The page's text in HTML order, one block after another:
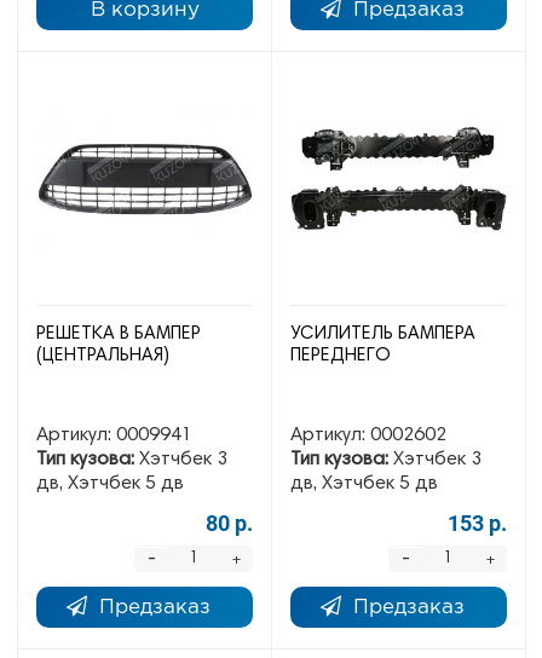
В корзину Предзаказ
РЕШЕТКА В БАМПЕР
(ЦЕНТРАЛЬНАЯ)
Артикул: 0009941
Тип кузова: Хэтчбек 3
дв, Хэтчбек 5 дв
80 р.
+
-
Предзаказ
УСИЛИТЕЛЬ БАМПЕРА
ПЕРЕДНЕГО
Артикул: 0002602
Тип кузова: Хэтчбек 3
дв, Хэтчбек 5 дв
153 р.
+
-
Предзаказ